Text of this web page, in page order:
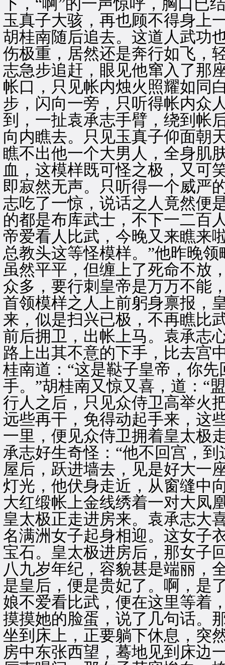
下，“啊”的一声惊呼，胸口已
玉真子大骇，再也顾不得身上
胡桂南随后追去。这道人武功
伤极重，居然还是奔行如飞，
志急步追赶，眼见他窜入了那
帐口，只见帐内烛火照耀如同
步，闪向一旁，只听得帐内众
到，一扯袁承志手臂，绕到帐
向内瞧去。只见玉真子仰面朝
瞧不出他一个大男人，全身肌
血，这模样既可怪之极，又可
即寂然无声。只听得一个威严
志吃了一惊，说话之人竟然便
的都是布库武士，不下一二百
帝爱看人比武，今晚又来瞧来
总教头这等怪模样。”他昨晚
虽然平平，但缠上了死命不放
众多，要行刺皇帝是万万不能
首领模样之人上前躬身禀报，
来，似是扫兴已极，不再瞧比
前后拥卫，出帐上马。袁承志
路上出其不意的下手，比去宫
桂南道：“这是鞑子皇帝，你
手。”胡桂南又惊又喜，道：“
行人之后，只见众侍卫高举火
远些再干，免得动起手来，这
一里，便见众侍卫拥着皇太极
承志好生奇怪：“他不回宫，
屋后，跃进墙去，见是好大一
灯光，他伏身走近，从窗缝中
大红缎帐上金线绣着一对大凤
皇太极正走进房来。袁承志大
名满洲女子起身相迎。这女子
宝石。皇太极进房后，那女子
八九岁年纪，容貌甚是端丽，
是皇后，便是贵妃了。啊，是
娘不爱看比武，便在这里等着
摸摸她的脸蛋，说了几句话。
坐到床上，正要躺下休息，突
房中东张西望，蓦地见到床边